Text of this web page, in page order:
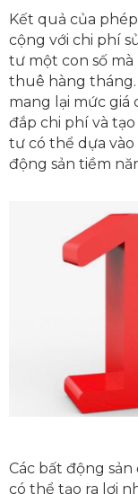
Kết quả của
cộng với chi phí
tư một con số
thuê hàng
mang lại mức
đắp chi phí và
tư có thể dựa
động sản tiềm
Các bất động
có thể tạo ra lợi